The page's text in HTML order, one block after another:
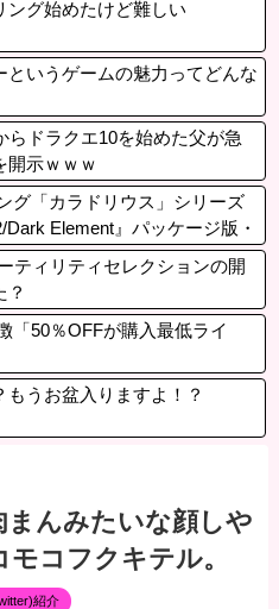
ング始めたけど難しい
というゲームの魅力ってどんな
らドラクエ10を始めた父が急
示ｗｗｗ
グ「カラドリウス」シリーズ
Element』パッケージ版・
年冬に登場
ティリティセレクションの開
？
「50％OFFが購入最低ライ
もうお盆入りますよ！？
まんみたいな顔しや
コフクキテル。
紹介